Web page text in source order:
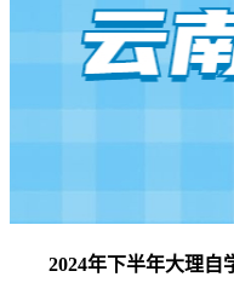
2024年下半年大理自